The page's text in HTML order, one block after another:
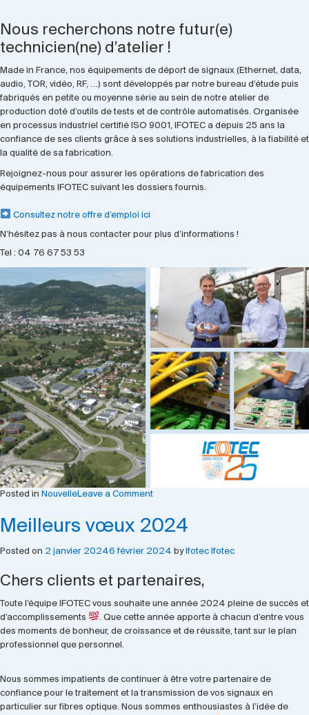
Nous recherchons notre futur(e)
technicien(ne) d’atelier !
Made in France, nos équipements de déport de signaux (Ethernet, data,
audio, TOR, vidéo, RF, …) sont développés par notre bureau d’étude puis
fabriqués en petite ou moyenne série au sein de notre atelier de
production doté d’outils de tests et de contrôle automatisés. Organisée
en processus industriel certifié ISO 9001, IFOTEC a depuis 25 ans la
confiance de ses clients grâce à ses solutions industrielles, à la fiabilité et
la qualité de sa fabrication.
Rejoignez-nous pour assurer les opérations de fabrication des
équipements IFOTEC suivant les dossiers fournis.
Consultez notre offre d’emploi ici
N’hésitez pas à nous contacter pour plus d’informations !
Tel : 04 76 67 53 53
Posted in NouvelleLeave a Commenton
recrutons
Meilleurs vœux 2024
Posted on 2 janvier 20246 février 2024 byIfotec Ifotec
Chers clients et partenaires,
Toute l’équipe IFOTEC vous souhaite une année 2024 pleine de succès et
d’accomplissements
. Que cette année apporte à chacun d’entre vous
des moments de bonheur, de croissance et de réussite, tant sur le plan
professionnel que personnel.
Nous sommes impatients de continuer à être votre partenaire de
confiance pour le traitement et la transmission de vos signaux en
particulier sur fibres optique. Nous sommes enthousiastes à l’idée de